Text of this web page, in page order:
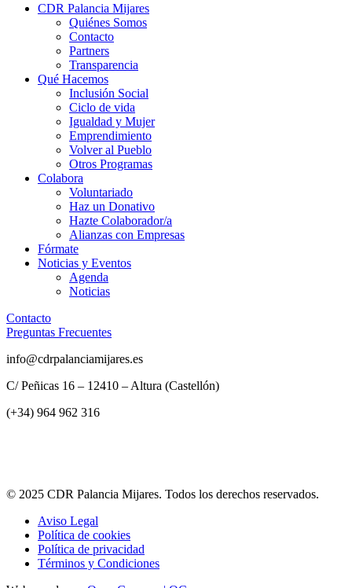
CDR Palancia Mijares
Quiénes Somos
Contacto
Partners
Transparencia
Qué Hacemos
Inclusión Social
Ciclo de vida
Igualdad y Mujer
Emprendimiento
Volver al Pueblo
Otros Programas
Colabora
Voluntariado
Haz un Donativo
Hazte Colaborador/a
Alianzas con Empresas
Fórmate
Noticias y Eventos
Agenda
Noticias
Contacto
Preguntas Frecuentes
info@cdrpalanciamijares.es
C/ Peñicas 16 – 12410 – Altura (Castellón)
(+34) 964 962 316
© 2025 CDR Palancia Mijares. Todos los derechos reservados.
Aviso Legal
Política de cookies
Política de privacidad
Términos y Condiciones